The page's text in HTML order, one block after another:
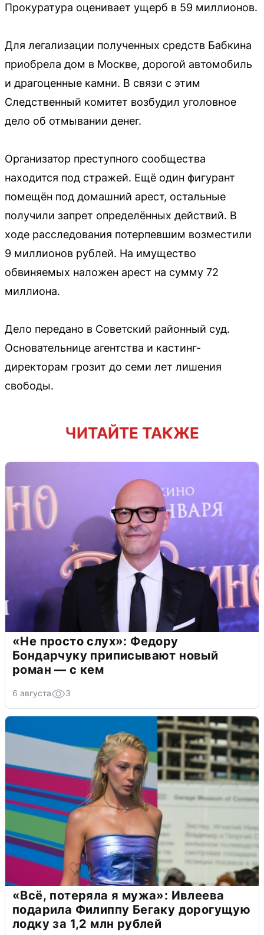
Прокуратура оценивает ущерб в 59 миллионов.
Для легализации полученных средств Бабкина
приобрела дом в Москве, дорогой автомобиль
и драгоценные камни. В связи с этим
Следственный комитет возбудил уголовное
дело об отмывании денег.
Организатор преступного сообщества
находится под стражей. Ещё один фигурант
помещён под домашний арест, остальные
получили запрет определённых действий. В
ходе расследования потерпевшим возместили
9 миллионов рублей. На имущество
обвиняемых наложен арест на сумму 72
миллиона.
Дело передано в Советский районный суд.
Основательнице агентства и кастинг-
директорам грозит до семи лет лишения
свободы.
ЧИТАЙТЕ ТАКЖЕ
«Не просто слух»: Федору
Бондарчуку приписывают новый
роман — с кем
6 августа 3
«Всё, потеряла я мужа»: Ивлеева
подарила Филиппу Бегаку дорогущую
лодку за 1,2 млн рублей